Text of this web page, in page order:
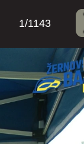
1/1143